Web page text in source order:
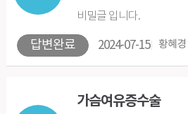
답변완료
비밀글 입니다.
2024-07-15 황혜경
가슴여유증수술